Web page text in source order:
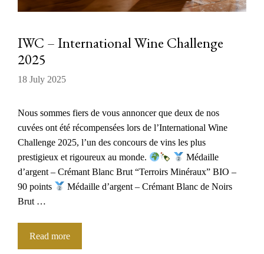
IWC – International Wine Challenge
2025
18 July 2025
Nous sommes fiers de vous annoncer que deux de nos
cuvées ont été récompensées lors de l’International Wine
Challenge 2025, l’un des concours de vins les plus
prestigieux et rigoureux au monde.
Médaille
d’argent – Crémant Blanc Brut “Terroirs Minéraux” BIO –
90 points
Médaille d’argent – Crémant Blanc de Noirs
Brut …
Read more